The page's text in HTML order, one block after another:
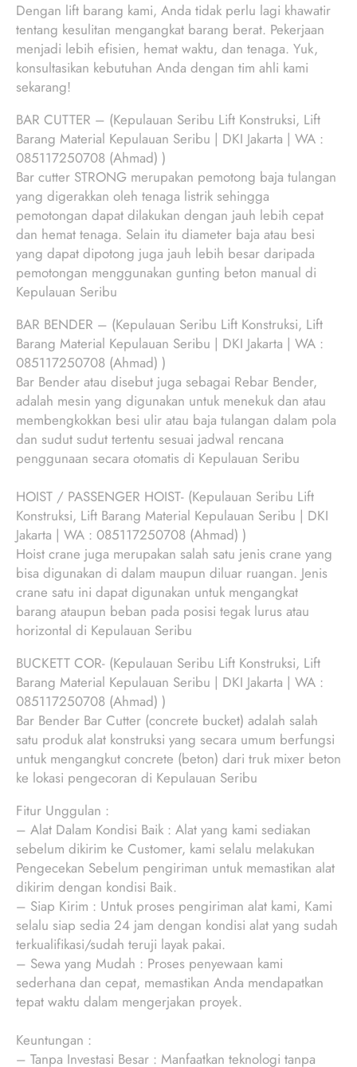
Dengan lift barang kami, Anda tidak perlu lagi khawatir
tentang kesulitan mengangkat barang berat. Pekerjaan
menjadi lebih efisien, hemat waktu, dan tenaga. Yuk,
konsultasikan kebutuhan Anda dengan tim ahli kami
sekarang!
BAR CUTTER – (Kepulauan Seribu Lift Konstruksi, Lift
Barang Material Kepulauan Seribu | DKI Jakarta | WA :
085117250708 (Ahmad) )
Bar cutter STRONG merupakan pemotong baja tulangan
yang digerakkan oleh tenaga listrik sehingga
pemotongan dapat dilakukan dengan jauh lebih cepat
dan hemat tenaga. Selain itu diameter baja atau besi
yang dapat dipotong juga jauh lebih besar daripada
pemotongan menggunakan gunting beton manual di
Kepulauan Seribu
BAR BENDER – (Kepulauan Seribu Lift Konstruksi, Lift
Barang Material Kepulauan Seribu | DKI Jakarta | WA :
085117250708 (Ahmad) )
Bar Bender atau disebut juga sebagai Rebar Bender,
adalah mesin yang digunakan untuk menekuk dan atau
membengkokkan besi ulir atau baja tulangan dalam pola
dan sudut sudut tertentu sesuai jadwal rencana
penggunaan secara otomatis di Kepulauan Seribu
HOIST / PASSENGER HOIST- (Kepulauan Seribu Lift
Konstruksi, Lift Barang Material Kepulauan Seribu | DKI
Jakarta | WA : 085117250708 (Ahmad) )
Hoist crane juga merupakan salah satu jenis crane yang
bisa digunakan di dalam maupun diluar ruangan. Jenis
crane satu ini dapat digunakan untuk mengangkat
barang ataupun beban pada posisi tegak lurus atau
horizontal di Kepulauan Seribu
BUCKETT COR- (Kepulauan Seribu Lift Konstruksi, Lift
Barang Material Kepulauan Seribu | DKI Jakarta | WA :
085117250708 (Ahmad) )
Bar Bender Bar Cutter (concrete bucket) adalah salah
satu produk alat konstruksi yang secara umum berfungsi
untuk mengangkut concrete (beton) dari truk mixer beton
ke lokasi pengecoran di Kepulauan Seribu
Fitur Unggulan :
– Alat Dalam Kondisi Baik : Alat yang kami sediakan
sebelum dikirim ke Customer, kami selalu melakukan
Pengecekan Sebelum pengiriman untuk memastikan alat
dikirim dengan kondisi Baik.
– Siap Kirim : Untuk proses pengiriman alat kami, Kami
selalu siap sedia 24 jam dengan kondisi alat yang sudah
terkualifikasi/sudah teruji layak pakai.
– Sewa yang Mudah : Proses penyewaan kami
sederhana dan cepat, memastikan Anda mendapatkan
tepat waktu dalam mengerjakan proyek.
Keuntungan :
– Tanpa Investasi Besar : Manfaatkan teknologi tanpa